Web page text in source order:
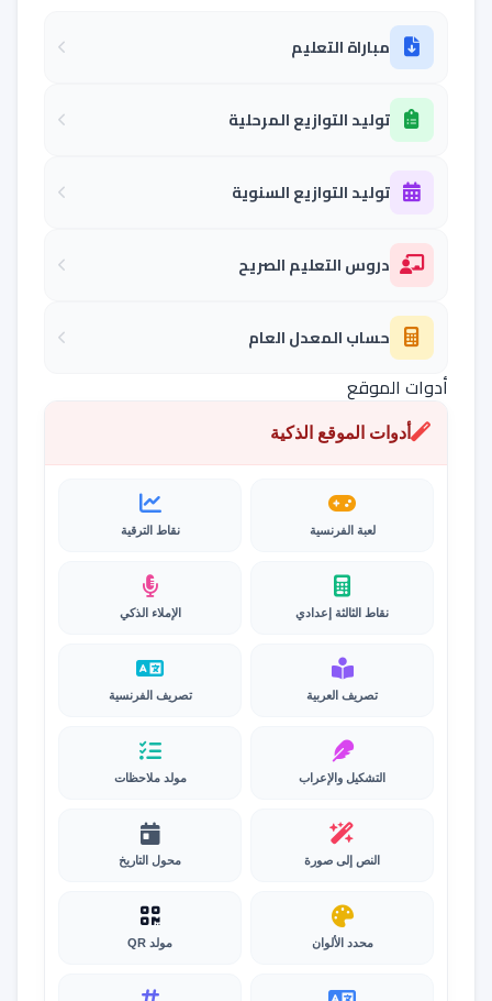
مباراة التعليم
توليد التوازيع المرحلية
توليد التوازيع السنوية
دروس التعليم الصريح
حساب المعدل العام
أدوات الموقع
أدوات الموقع الذكية
لعبة الفرنسية نقاط الترقية
نقاط الثالثة إعدادي الإملاء الذكي
تصريف العربية تصريف الفرنسية
التشكيل والإعراب مولد ملاحظات
النص إلى صورة محول التاريخ
محدد الألوان مولد QR